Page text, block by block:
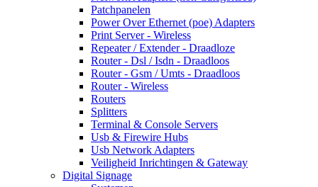
Patchpanelen
Power Over Ethernet (poe) Adapters
Print Server - Wireless
Repeater / Extender - Draadloze
Router - Dsl / Isdn - Draadloos
Router - Gsm / Umts - Draadloos
Router - Wireless
Routers
Splitters
Terminal & Console Servers
Usb & Firewire Hubs
Usb Network Adapters
Veiligheid Inrichtingen & Gateway
Digital Signage